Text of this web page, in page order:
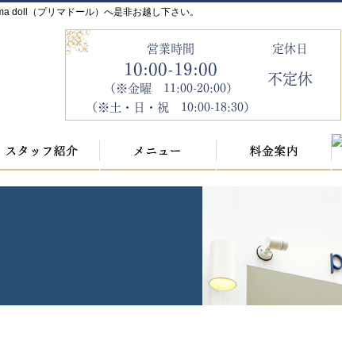
doll（プリマドール）へ是非お越し下さい。
営業時間
10:00-19:00
（※金曜 11:00-20:00）
（※土・日・祝 10:00-18:30）
定休日
不定休